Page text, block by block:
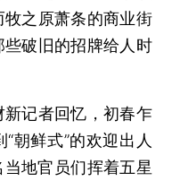
之原萧条的商业街
些破旧的招牌给人时
记者回忆，初春乍
朝鲜式”的欢迎出人
地官员们挥着五星